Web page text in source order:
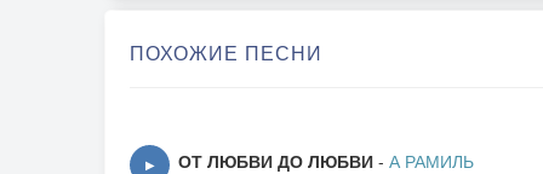
Который мы делим с тобой?
В бесконечной пустыне дней?
ПОХОЖИЕ ПЕСНИ
▶ ОТ ЛЮБВИ ДО ЛЮБВИ - А РАМИЛЬ